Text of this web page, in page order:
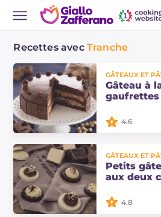
Recettes avec Tranche
GÂTEAUX ET
Gâteau à
à la noisette
goût idéal
occasions,
4.6
GÂTEAUX ET
Petits
aux deux
4.8